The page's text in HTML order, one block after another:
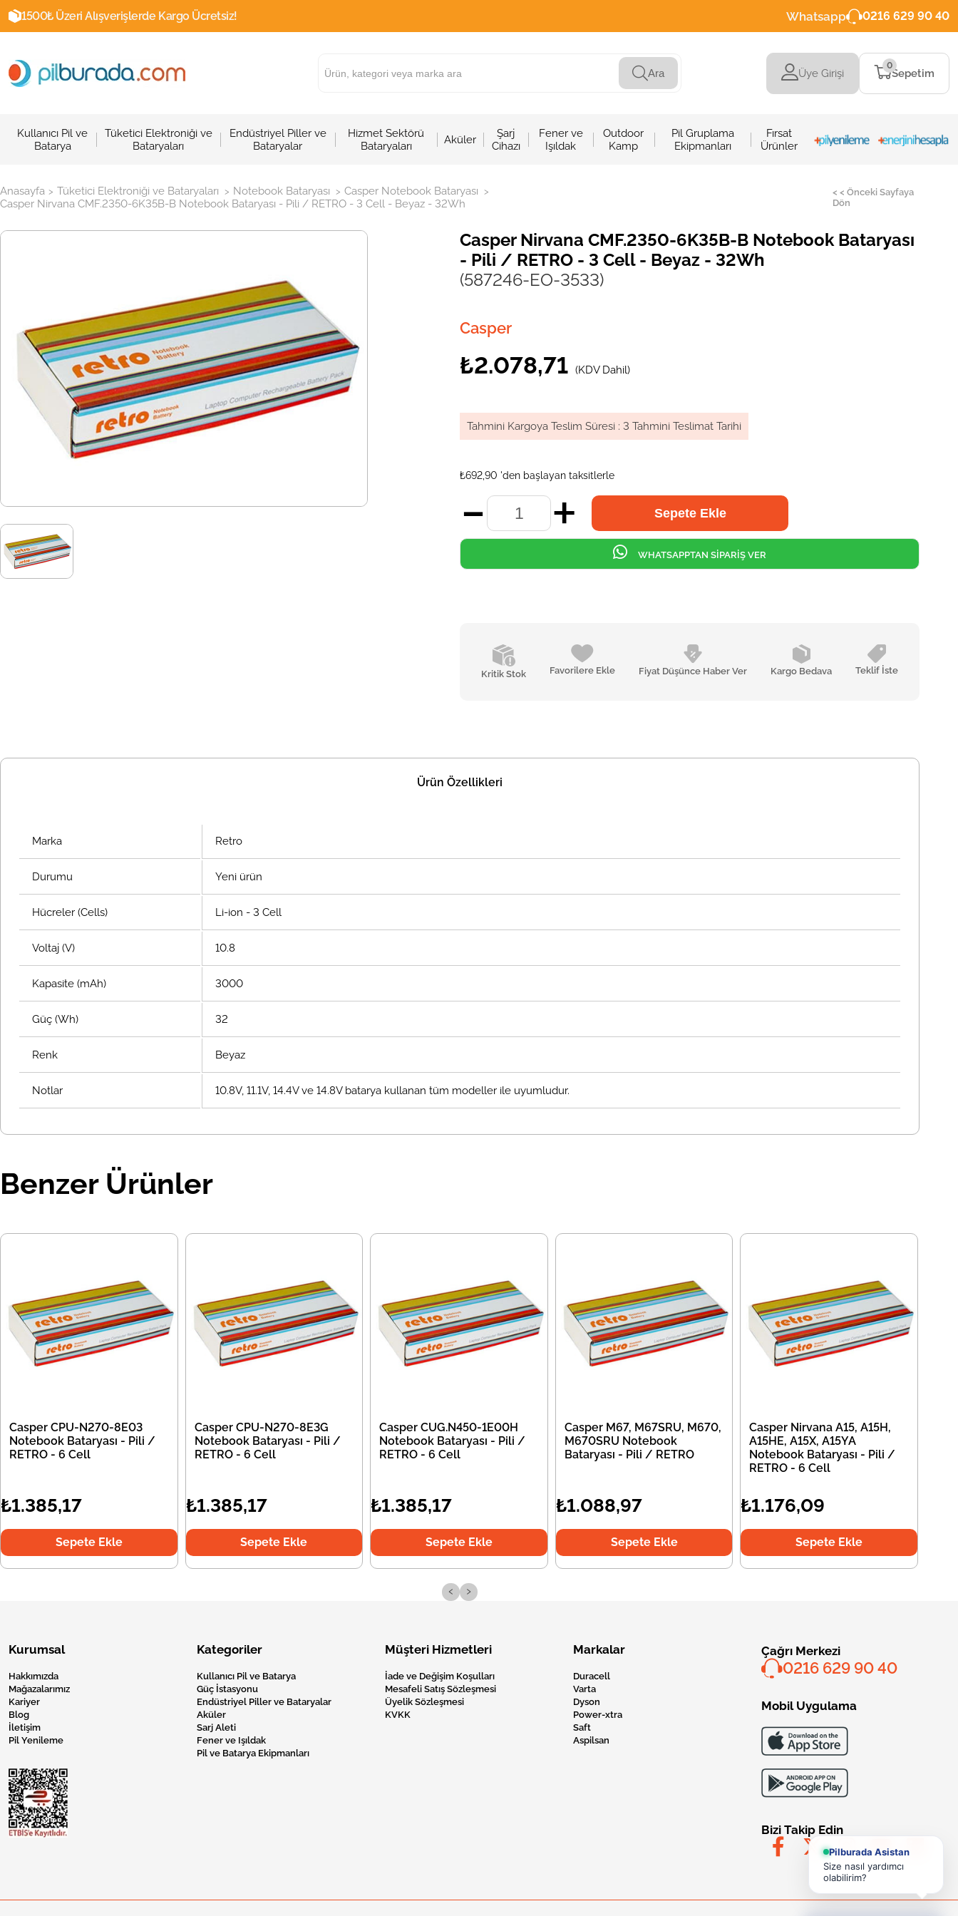
1500₺ Üzeri Alışverişlerde Kargo Ücretsiz! Whatsapp 0216 629 90 40
Ara Üye Girişi Sepetim
0
Kullanıcı Pil ve
Batarya
Tüketici Elektroniği ve
Bataryaları
Endüstriyel Piller ve
Bataryalar
Hizmet Sektörü
Bataryaları
Aküler
Şarj
Cihazı
Fener ve
Işıldak
Outdoor
Kamp
Pil Gruplama
Ekipmanları
Fırsat
Ürünler
Anasayfa > Tüketici Elektroniği ve Bataryaları > Notebook Bataryası > Casper Notebook Bataryası >
Casper Nirvana CMF.2350-6K35B-B Notebook Bataryası - Pili / RETRO - 3 Cell - Beyaz - 32Wh
< < Önceki Sayfaya
Dön
Casper Nirvana CMF.2350-6K35B-B Notebook Bataryası
- Pili / RETRO - 3 Cell - Beyaz - 32Wh
(587246-EO-3533)
Casper
₺2.078,71 (KDV Dahil)
Tahmini Kargoya Teslim Süresi : 3 Tahmini Teslimat Tarihi
₺692,90 'den başlayan taksitlerle
Kritik Stok Favorilere Ekle Fiyat Düşünce Haber Ver Kargo Bedava Teklif İste
WHATSAPPTAN SİPARİŞ VER
Ürün Özellikleri
Marka Retro
Durumu Yeni ürün
Hücreler (Cells) Li-ion - 3 Cell
Voltaj (V) 10.8
Kapasite (mAh) 3000
Güç (Wh) 32
Renk Beyaz
Notlar 10.8V, 11.1V, 14.4V ve 14.8V batarya kullanan tüm modeller ile uyumludur.
Benzer Ürünler
Casper CPU-N270-8E03
Notebook Bataryası - Pili /
RETRO - 6 Cell
₺1.385,17
Sepete Ekle
Casper CPU-N270-8E3G
Notebook Bataryası - Pili /
RETRO - 6 Cell
₺1.385,17
Sepete Ekle
Casper CUG.N450-1E00H
Notebook Bataryası - Pili /
RETRO - 6 Cell
₺1.385,17
Sepete Ekle
Casper M67, M67SRU, M670,
M670SRU Notebook
Bataryası - Pili / RETRO
₺1.088,97
Sepete Ekle
Casper Nirvana A15, A15H,
A15HE, A15X, A15YA
Notebook Bataryası - Pili /
RETRO - 6 Cell
₺1.176,09
Sepete Ekle
‹ ›
Kurumsal
Hakkımızda
Mağazalarımız
Kariyer
Blog
İletişim
Pil Yenileme
Kategoriler
Kullanıcı Pil ve Batarya
Güç İstasyonu
Endüstriyel Piller ve Bataryalar
Aküler
Sarj Aleti
Fener ve Işıldak
Pil ve Batarya Ekipmanları
Müşteri Hizmetleri
İade ve Değişim Koşulları
Mesafeli Satış Sözleşmesi
Üyelik Sözleşmesi
KVKK
Markalar
Duracell
Varta
Dyson
Power-xtra
Saft
Aspilsan
Çağrı Merkezi
0216 629 90 40
Mobil Uygulama
Bizi Takip Edin
Pilburada Asistan
Size nasıl yardımcı
olabilirim?